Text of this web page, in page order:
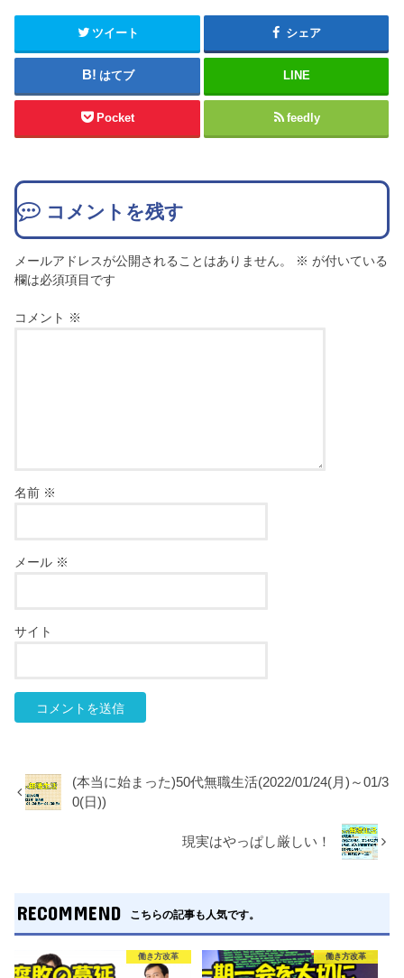
ツイート シェア
はてブ LINE
Pocket feedly
コメントを残す
メールアドレスが公開されることはありません。 ※ が付いている
欄は必須項目です
コメント ※
名前 ※
メール ※
サイト
(本当に始まった)50代無職生活(2022/01/24(月)～01/3
0(日))
現実はやっぱし厳しい！
RECOMMEND こちらの記事も人気です。
働き方改革 働き方改革